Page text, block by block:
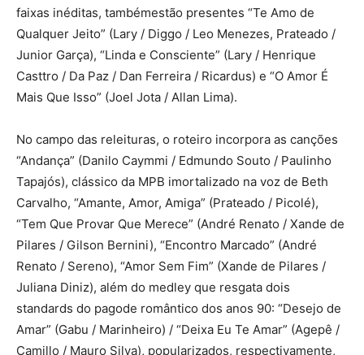
faixas inéditas, tambémestão presentes “Te Amo de
Qualquer Jeito” (Lary / Diggo / Leo Menezes, Prateado /
Junior Garça), “Linda e Consciente” (Lary / Henrique
Casttro / Da Paz / Dan Ferreira / Ricardus) e “O Amor É
Mais Que Isso” (Joel Jota / Allan Lima).
No campo das releituras, o roteiro incorpora as canções
“Andança” (Danilo Caymmi / Edmundo Souto / Paulinho
Tapajós), clássico da MPB imortalizado na voz de Beth
Carvalho, “Amante, Amor, Amiga” (Prateado / Picolé),
“Tem Que Provar Que Merece” (André Renato / Xande de
Pilares / Gilson Bernini), “Encontro Marcado” (André
Renato / Sereno), “Amor Sem Fim” (Xande de Pilares /
Juliana Diniz), além do medley que resgata dois
standards do pagode romântico dos anos 90: “Desejo de
Amar” (Gabu / Marinheiro) / “Deixa Eu Te Amar” (Agepê /
Camillo / Mauro Silva), popularizados, respectivamente,